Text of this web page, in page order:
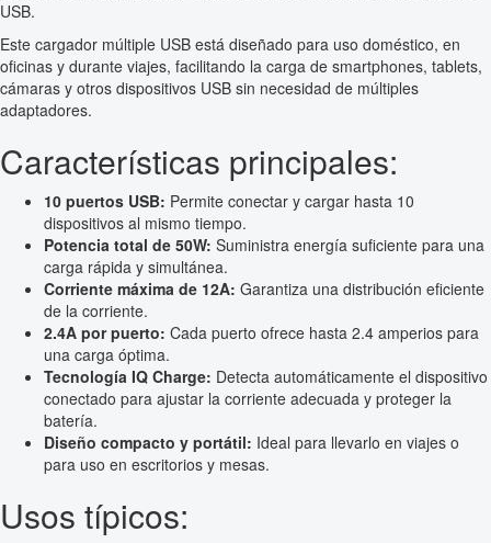
USB.
Este cargador múltiple USB está diseñado para uso doméstico, en
oficinas y durante viajes, facilitando la carga de smartphones, tablets,
cámaras y otros dispositivos USB sin necesidad de múltiples
adaptadores.
Características principales:
10 puertos USB: Permite conectar y cargar hasta 10
dispositivos al mismo tiempo.
Potencia total de 50W: Suministra energía suficiente para una
carga rápida y simultánea.
Corriente máxima de 12A: Garantiza una distribución eficiente
de la corriente.
2.4A por puerto: Cada puerto ofrece hasta 2.4 amperios para
una carga óptima.
Tecnología IQ Charge: Detecta automáticamente el dispositivo
conectado para ajustar la corriente adecuada y proteger la
batería.
Diseño compacto y portátil: Ideal para llevarlo en viajes o
para uso en escritorios y mesas.
Usos típicos: